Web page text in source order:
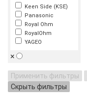
Keen Side (KSE)
Panasonic
Royal Ohm
RoyalOhm
YAGEO
×
Применить фильтры
Скрыть фильтры